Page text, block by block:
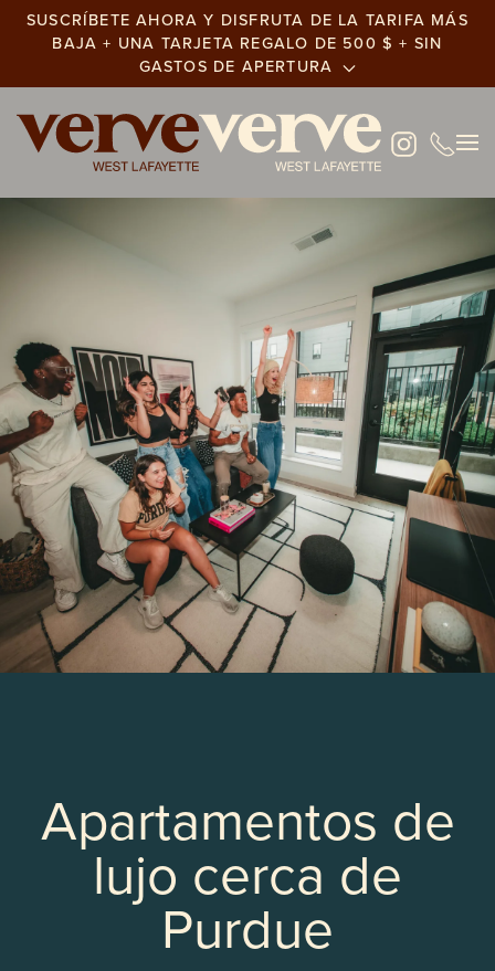
principal
SUSCRÍBETE AHORA Y DISFRUTA DE LA TARIFA MÁS
BAJA + UNA TARJETA REGALO DE 500 $ + SIN
GASTOS DE APERTURA
Apartamentos de
lujo cerca de
Purdue